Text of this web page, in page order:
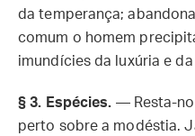
da temperança;
comum o homem
imundícies da luxúria e
§ 3. Espécies. — Resta-
perto sobre a modéstia.